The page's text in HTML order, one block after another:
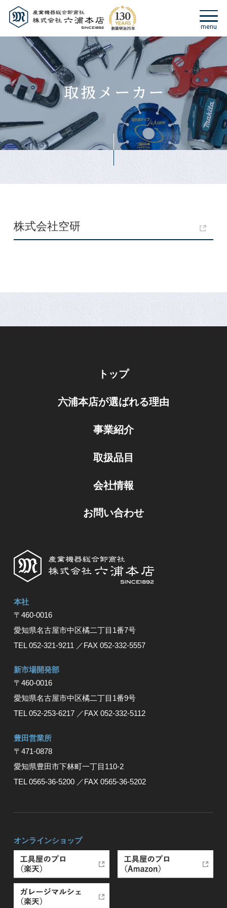
株式会社空研
トップ
六浦本店が選ばれる理由
事業紹介
取扱品目
会社情報
お問い合わせ
本社
〒460-0016
愛知県名古屋市中区橘⼆丁⽬1番7号
TEL 052-321-9211 ／FAX 052-332-5557
新市場開発部
〒460-0016
愛知県名古屋市中区橘二丁目1番9号
TEL 052-253-6217 ／FAX 052-332-5112
豊⽥営業所
〒471-0878
愛知県豊⽥市下林町⼀丁⽬110-2
TEL 0565-36-5200 ／FAX 0565-36-5202
オンラインショップ